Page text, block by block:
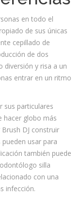
en todo el
de sus únicas
cepillado de
de dos
diversión y risa a un
entrar en un ritmo
sus particulares
hacer globo más
DJ construir
usar para
también puede
silla
con una
infección.